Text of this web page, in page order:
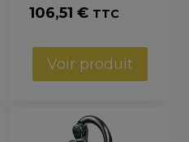
106,51 €Plage
prix :
81,92 €
106,51 €
TTC
Voir produit